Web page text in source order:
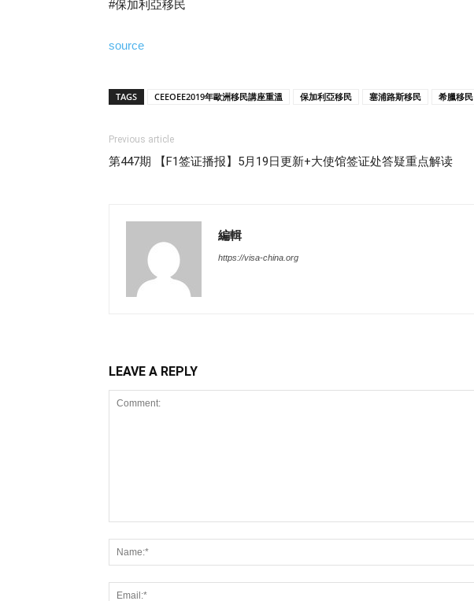
#保加利亞移民
source
TAGS CEEOEE2019年歐洲移民講座重溫 保加利亞移民 塞浦路斯移民 希臘移民
Previous article
第447期 【F1签证播报】5月19日更新+大使馆签证处答疑重点解读
編輯
https://visa-china.org
LEAVE A REPLY